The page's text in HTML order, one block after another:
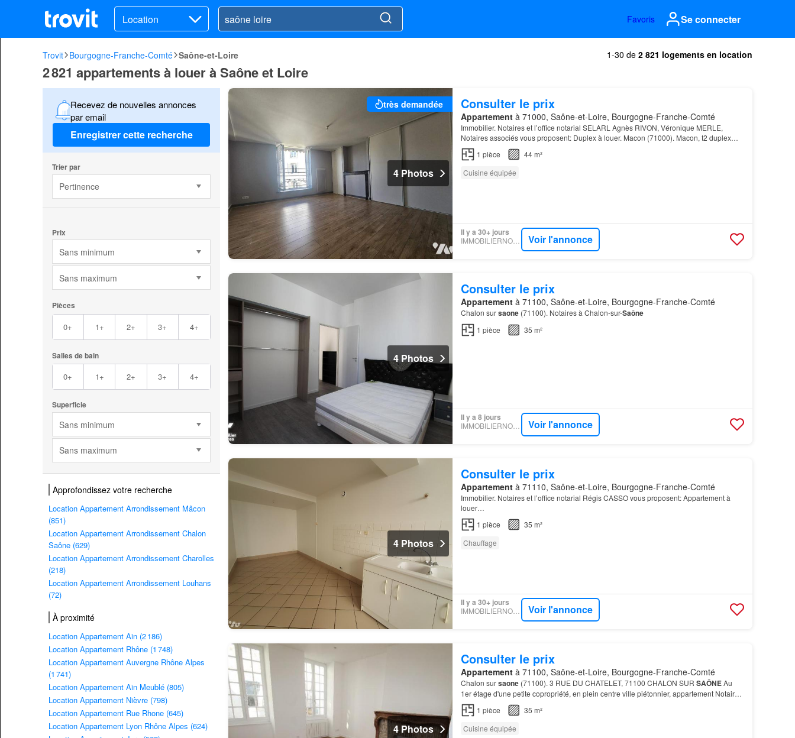
Location Favoris Se connecter
Trovit Bourgogne-Franche-Comté Saône-et-Loire 1-30 de 2 821 logements en location
2 821 appartements à louer à Saône et Loire
Recevez de nouvelles annonces
par email
Enregistrer cette recherche
Trier par
Pertinence
Prix
Sans minimum
Sans maximum
Pièces
0+ 1+ 2+ 3+ 4+
Salles de bain
0+ 1+ 2+ 3+ 4+
Superficie
Sans minimum
Sans maximum
Approfondissez votre recherche
Location Appartement Arrondissement Mâcon
(851)
Location Appartement Arrondissement Chalon
Saône (629)
Location Appartement Arrondissement Charolles
(218)
Location Appartement Arrondissement Louhans
(72)
À proximité
Location Appartement Ain (2 186)
Location Appartement Rhône (1 748)
Location Appartement Auvergne Rhône Alpes
(1 741)
Location Appartement Ain Meublé (805)
Location Appartement Nièvre (798)
Location Appartement Rue Rhone (645)
Location Appartement Lyon Rhône Alpes (624)
très demandée
4 Photos
Consulter le prix
Appartementà 71000, Saône-et-Loire, Bourgogne-Franche-Comté
Immobilier. Notaires et l’office notarial SELARL Agnès RIVON, Véronique MERLE,
Notaires associés vous proposent: Duplex à louer. Macon (71000). Macon, t2 duplex…
1 pièce
44 m²
Cuisine équipée
Il y a 30+ jours
IMMOBILIERNOTAIRES Voir l'annonce
4 Photos
Consulter le prix
Appartementà 71100, Saône-et-Loire, Bourgogne-Franche-Comté
Chalon sursaone(71100). Notaires à Chalon-sur-Saône
1 pièce 35 m²
Il y a 8 jours
IMMOBILIERNOTAIRES Voir l'annonce
4 Photos
Consulter le prix
Appartementà 71110, Saône-et-Loire, Bourgogne-Franche-Comté
Immobilier. Notaires et l’office notarial Régis CASSO vous proposent: Appartement à
louer…
1 pièce
35 m²
Chauffage
Il y a 30+ jours
IMMOBILIERNOTAIRES Voir l'annonce
4 Photos
Consulter le prix
Appartementà 71100, Saône-et-Loire, Bourgogne-Franche-Comté
Chalon sursaone(71100). 3 RUE DU CHATELET, 71100 CHALON SUR SAÔNEAu
1er étage d'une petite copropriété, en plein centre ville piétonnier, appartement Notaires
à Chalon-sur-
Saône
1 pièce
35 m²
Cuisine équipée